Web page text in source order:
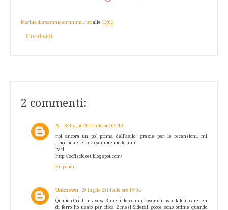
Marina damammaamamma.net alle 13:01
Condividi
2 commenti:
A. 28 luglio 2014 alle ore 05:19
noi ancora un po' prima dell'asilo! grazie per le recensioni, mi
piacciono e le trovo sempre molto utili
baci
http://sofiscloset.blogspot.com/
Rispondi
Unknown 29 luglio 2014 alle ore 18:34
Quando Cristian aveva 3 mesi dopo un ricovero in ospedale è carenza
di ferro ho usato per circa 2 mesi Sideral gocce sono ottime quando